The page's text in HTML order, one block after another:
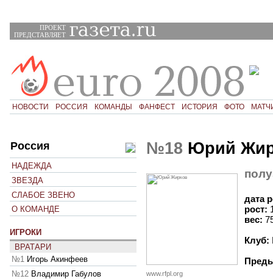
ПРОЕКТ
ПРЕДСТАВЛЯЕТ
НОВОСТИ РОССИЯ КОМАНДЫ ФАНФЕСТ ИСТОРИЯ ФОТО
Россия
НАДЕЖДА
ЗВЕЗДА
СЛАБОЕ ЗВЕНО
О КОМАНДЕ
ИГРОКИ
ВРАТАРИ
№1 Игорь Акинфеев
№12 Владимир Габулов
№18 Юрий
www.rfpl.org
дата
рост:
вес:
Клуб: